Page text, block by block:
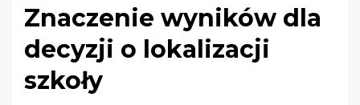
Znaczenie wyników dla
decyzji o lokalizacji
szkoły